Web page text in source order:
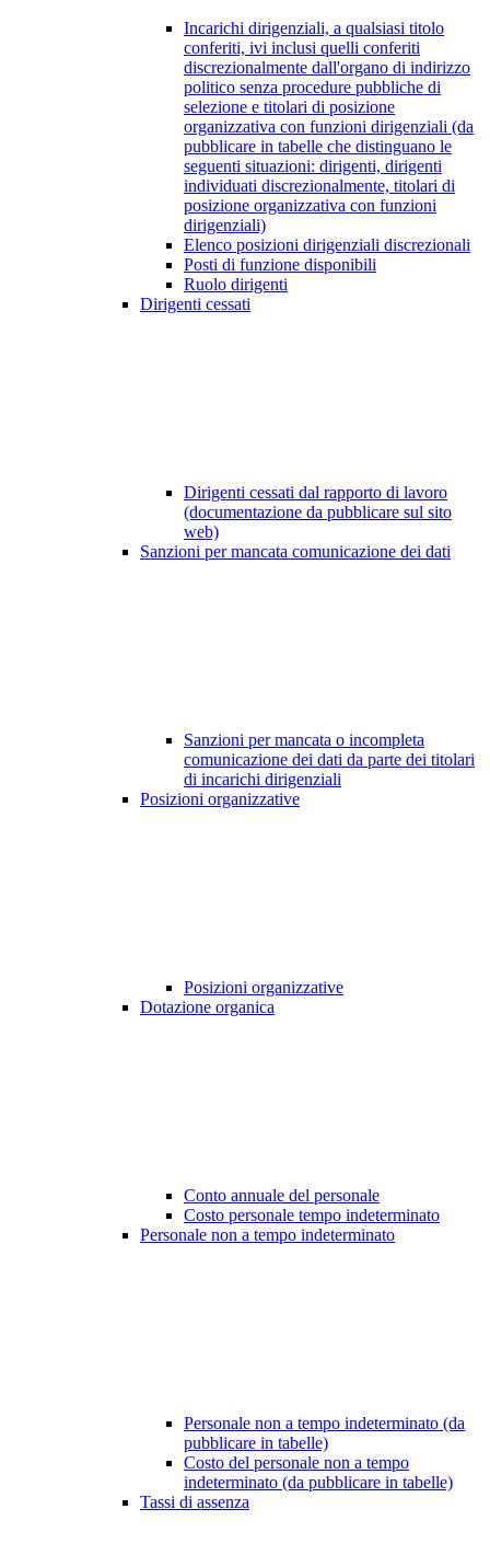
Incarichi dirigenziali, a qualsiasi titolo
conferiti, ivi inclusi quelli conferiti
discrezionalmente dall'organo di indirizzo
politico senza procedure pubbliche di
selezione e titolari di posizione
organizzativa con funzioni dirigenziali (da
pubblicare in tabelle che distinguano le
seguenti situazioni: dirigenti, dirigenti
individuati discrezionalmente, titolari di
posizione organizzativa con funzioni
dirigenziali)
Elenco posizioni dirigenziali discrezionali
Posti di funzione disponibili
Ruolo dirigenti
Dirigenti cessati
Dirigenti cessati dal rapporto di lavoro
(documentazione da pubblicare sul sito
web)
Sanzioni per mancata comunicazione dei dati
Sanzioni per mancata o incompleta
comunicazione dei dati da parte dei titolari
di incarichi dirigenziali
Posizioni organizzative
Posizioni organizzative
Dotazione organica
Conto annuale del personale
Costo personale tempo indeterminato
Personale non a tempo indeterminato
Personale non a tempo indeterminato (da
pubblicare in tabelle)
Costo del personale non a tempo
indeterminato (da pubblicare in tabelle)
Tassi di assenza